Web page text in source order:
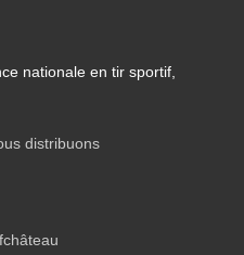
nationale en tir sportif,
distribuons